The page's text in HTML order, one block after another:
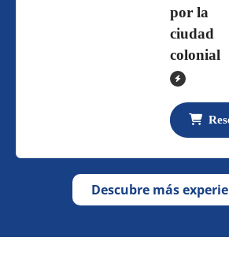
por la
ciudad
colonial
Descubre más